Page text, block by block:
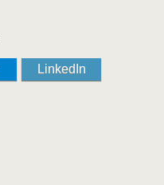
LinkedIn